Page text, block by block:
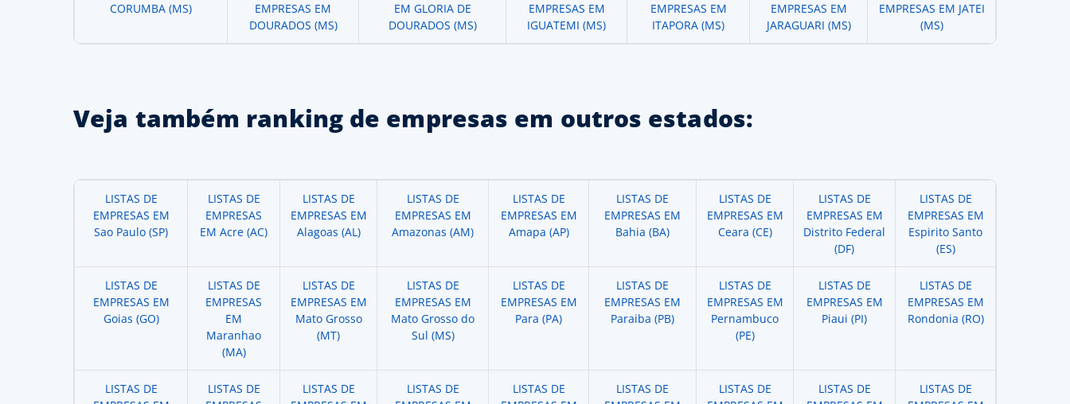
CORUMBA (MS)
EMPRESAS EM
DOURADOS (MS)
EM GLORIA DE
DOURADOS (MS)
EMPRESAS EM
IGUATEMI (MS)
EMPRESAS EM
ITAPORA (MS)
EMPRESAS EM
JARAGUARI (MS)
EMPRESAS EM JATEI
(MS)
Veja também ranking de empresas em outros estados:
LISTAS DE
EMPRESAS EM
Sao Paulo (SP)
LISTAS DE
EMPRESAS
EM Acre (AC)
LISTAS DE
EMPRESAS EM
Alagoas (AL)
LISTAS DE
EMPRESAS EM
Amazonas (AM)
LISTAS DE
EMPRESAS EM
Amapa (AP)
LISTAS DE
EMPRESAS EM
Bahia (BA)
LISTAS DE
EMPRESAS EM
Ceara (CE)
LISTAS DE
EMPRESAS EM
Distrito Federal
(DF)
LISTAS DE
EMPRESAS EM
Espirito Santo
(ES)
LISTAS DE
EMPRESAS EM
Goias (GO)
LISTAS DE
EMPRESAS
EM
Maranhao
(MA)
LISTAS DE
EMPRESAS EM
Mato Grosso
(MT)
LISTAS DE
EMPRESAS EM
Mato Grosso do
Sul (MS)
LISTAS DE
EMPRESAS EM
Para (PA)
LISTAS DE
EMPRESAS EM
Paraiba (PB)
LISTAS DE
EMPRESAS EM
Pernambuco
(PE)
LISTAS DE
EMPRESAS EM
Piaui (PI)
LISTAS DE
EMPRESAS EM
Rondonia (RO)
LISTAS DE
LISTAS DE
LISTAS DE
LISTAS DE
LISTAS DE
LISTAS DE
LISTAS DE
LISTAS DE
LISTAS DE